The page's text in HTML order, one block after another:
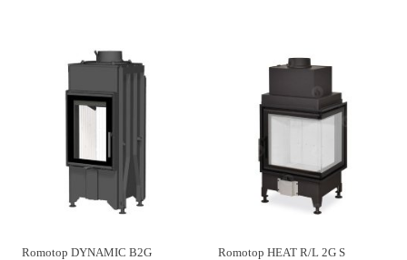
Romotop DYNAMIC B2G
Romotop HEAT R/L 2G S